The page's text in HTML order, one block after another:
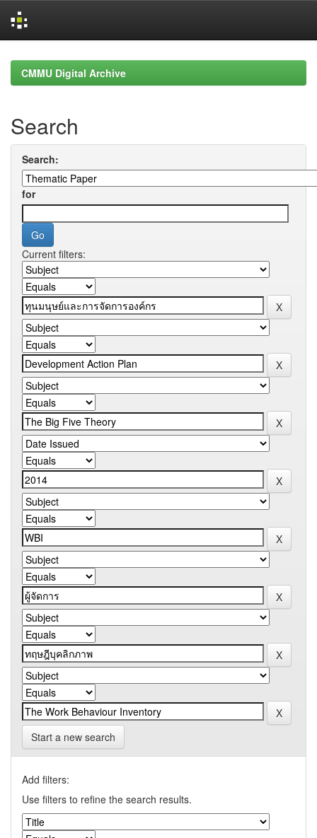
navigationCMMU Digital Archive
Search
Search:
for
Current filters:
Start a new search
Add filters:
Use filters to refine the search results.